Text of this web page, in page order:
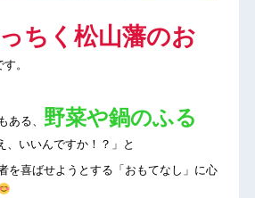
ちく松山藩のお
す。
ある、 野菜や鍋のふる
、いいんですか！？」と
を喜ばせようとする「おもてなし」に心